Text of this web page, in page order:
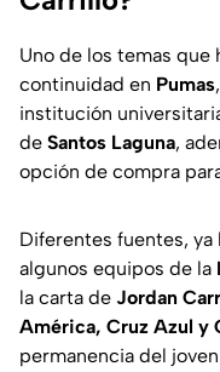
Uno de los temas que
continuidad en Pumas
institución
de Santos Laguna,
opción de compra
Diferentes fuentes,
algunos equipos de la
la carta de Jordan
América, Cruz Azul y
permanencia del